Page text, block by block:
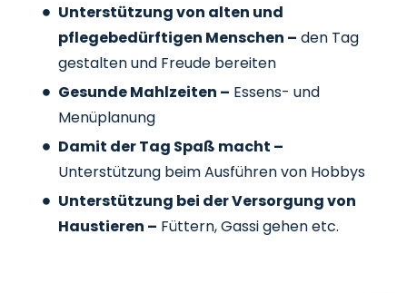
Unterstützung von alten und
pflegebedürftigen Menschen – den Tag
gestalten und Freude bereiten
Gesunde Mahlzeiten – Essens- und
Menüplanung
Damit der Tag Spaß macht –
Unterstützung beim Ausführen von Hobbys
Unterstützung bei der Versorgung von
Haustieren – Füttern, Gassi gehen etc.